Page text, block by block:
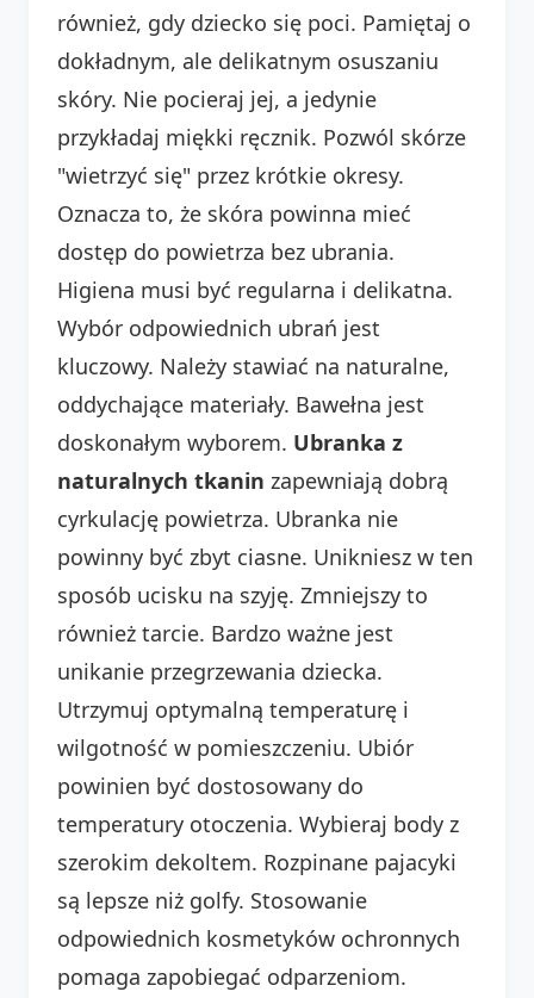
również, gdy dziecko się poci. Pamiętaj o
dokładnym, ale delikatnym osuszaniu
skóry. Nie pocieraj jej, a jedynie
przykładaj miękki ręcznik. Pozwól skórze
"wietrzyć się" przez krótkie okresy.
Oznacza to, że skóra powinna mieć
dostęp do powietrza bez ubrania.
Higiena musi być regularna i delikatna.
Wybór odpowiednich ubrań jest
kluczowy. Należy stawiać na naturalne,
oddychające materiały. Bawełna jest
doskonałym wyborem. Ubranka z
naturalnych tkanin zapewniają dobrą
cyrkulację powietrza. Ubranka nie
powinny być zbyt ciasne. Unikniesz w ten
sposób ucisku na szyję. Zmniejszy to
również tarcie. Bardzo ważne jest
unikanie przegrzewania dziecka.
Utrzymuj optymalną temperaturę i
wilgotność w pomieszczeniu. Ubiór
powinien być dostosowany do
temperatury otoczenia. Wybieraj body z
szerokim dekoltem. Rozpinane pajacyki
są lepsze niż golfy. Stosowanie
odpowiednich kosmetyków ochronnych
pomaga zapobiegać odparzeniom.